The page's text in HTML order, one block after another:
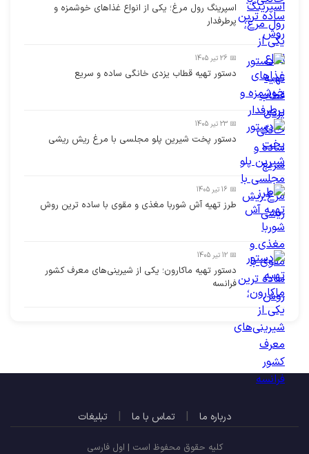
اسپرینگ رول مرغ؛ یکی از انواع غذاهای خوشمزه و
پرطرفدار
📅 26 تیر 1405
دستور تهیه قطاب یزدی خانگی ساده و سریع
📅 23 تیر 1405
دستور پخت شیرین پلو مجلسی با مرغ ریش ریشی
📅 16 تیر 1405
طرز تهیه آش شوربا مغذی و مقوی با ساده ترین روش
📅 12 تیر 1405
دستور تهیه ماکارون؛ یکی از شیرینی‌های معرف کشور
فرانسه
درباره ما | تماس با ما | تبلیغات
کلیه حقوق محفوظ است | اول فارسی